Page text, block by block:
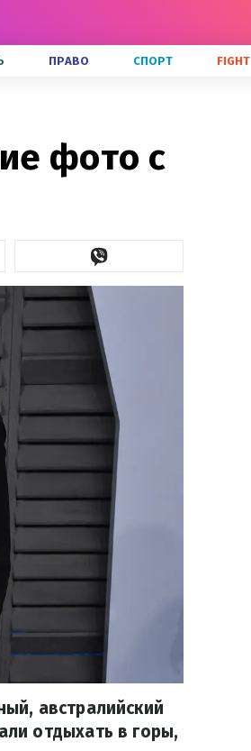
ПРАВО СПОРТ FIGHT
фото с
австралийский
отдыхать в горы,